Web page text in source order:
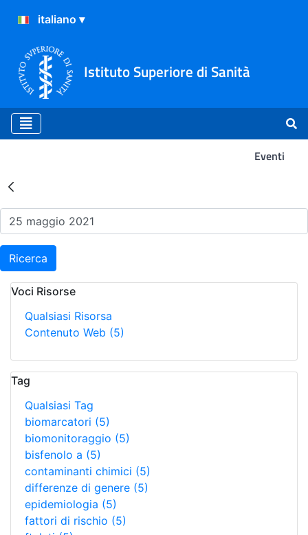
Istituto Superiore di Sanità
Eventi
Risultati della Ricerca -
Ricerca
Voci Risorse
Qualsiasi Risorsa
Contenuto Web (5)
Tag
Qualsiasi Tag
biomarcatori (5)
biomonitoraggio (5)
bisfenolo a (5)
contaminanti chimici (5)
differenze di genere (5)
epidemiologia (5)
fattori di rischio (5)